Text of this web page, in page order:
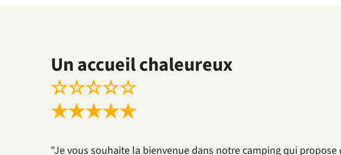
Un accueil chaleureux
☆☆☆☆☆
★★★★★
"Je vous souhaite la bienvenue dans notre camping qui